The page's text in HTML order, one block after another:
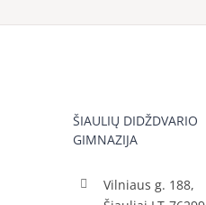
ŠIAULIŲ DIDŽDVARIO
GIMNAZIJA
Vilniaus g. 188,